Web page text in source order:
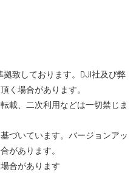
舗一覧
トサイト
致しております。DJI社及び弊
く場合があります。
載、二次利用などは一切禁じま
づいています。バージョンアッ
があります。
合があります